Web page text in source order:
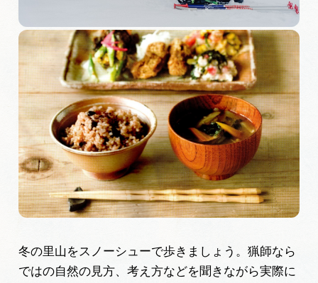
動画ライブラリー
お問い合わせ
運営組織
広告掲載
サイトポリシー
冬の里山をスノーシューで歩きましょう。猟師なら
ではの自然の見方、考え方などを聞きながら実際に